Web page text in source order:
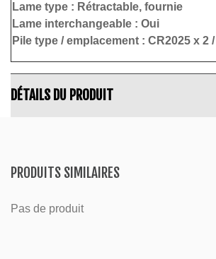
Lame type : Rétractable, fournie
Lame interchangeable : Oui
Pile type / emplacement : CR2025 x 2 /
DÉTAILS DU PRODUIT
PRODUITS SIMILAIRES
Pas de produit